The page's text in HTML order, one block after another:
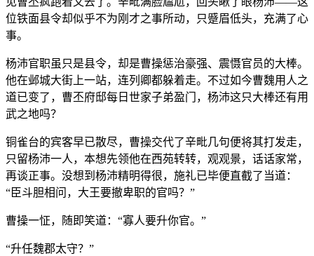
位铁面县令却似乎不为刚才之事所动，只蹙眉低头，充满了心
事。
杨沛官职虽只是县令，却是曹操惩治豪强、震慑官员的大棒。
他在邺城大街上一站，连列卿都躲着走。不过如今曹魏用人之
道已变了，曹丕府邸每日世家子弟盈门，杨沛这只大棒还有用
武之地吗？
铜雀台的宾客早已散尽，曹操交代了辛毗几句便将其打发走，
只留杨沛一人，本想先领他在西苑转转，观观景，话话家常，
再谈正事。没想到杨沛精明得很，施礼已毕便直截了当道：
“臣斗胆相问，大王要撤卑职的官吗？”
曹操一怔，随即笑道：“寡人要升你官。”
“升任魏郡太守？”